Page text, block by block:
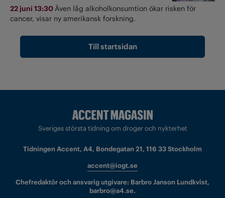
22 juni 13:30Även låg alkoholkonsumtion ökar risken för
cancer, visar ny amerikansk forskning.
Till startsidan
Sveriges största tidning om droger och nykterhet
Tidningen Accent, A4, Bondegatan 21, 116 33 Stockholm
accent@iogt.se
Chefredaktör och ansvarig utgivare: Barbro Janson Lundkvist,
barbro@a4.se.